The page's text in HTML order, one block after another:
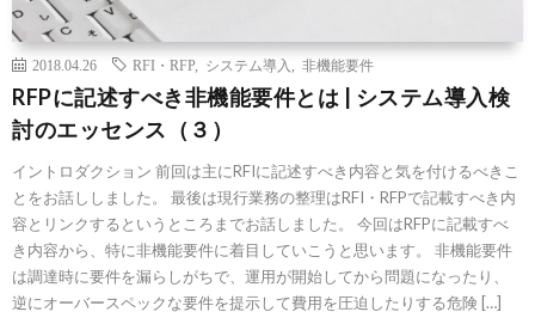
2018.04.26 RFI・RFP システム導入 非機能要件
RFPに記述すべき非機能要件とは | システム導入検
討のエッセンス（３）
イントロダクション 前回は主にRFIに記述すべき内容と気を付けるべきこ
とをお話ししました。 最後は現行業務の整理はRFI・RFPで記載すべき内
容とリンクするというところまでお話しました。 今回はRFPに記載すべ
き内容から、特に非機能要件に着目していこうと思います。 非機能要件
は調達時に要件を漏らしがちで、運用が開始してから問題になったり、
逆にオーバースペックな要件を提示して費用を圧迫したりする危険 […]